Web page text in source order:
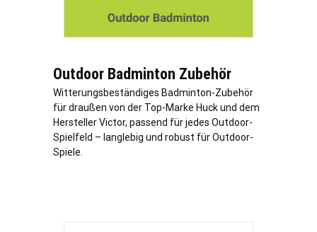
Outdoor Badminton Zubehör
Witterungsbeständiges Badminton-Zubehör
für draußen von der Top-Marke Huck und dem
Hersteller Victor, passend für jedes Outdoor-
Spielfeld – langlebig und robust für Outdoor-
Spiele.